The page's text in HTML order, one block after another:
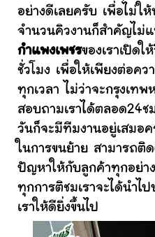
อย่างดีเลยครับ เพื่อไม่ให้
จำนวนคิวงานก็สำคัญไม่
กำแพงเพชรของเราเปิด
ชั่วโมง เพื่อให้เพียงต่อค
ทุกเวลา ไม่ว่าจะกรุงเท
สอบถามเราได้ตลอด24
วันก็จะมีทีมงานอยู่เสมอ
ในการขนย้าย สามารถติด
ปัญหาให้กับลูกค้าทุกอย่า
ทุกการติชมเราจะได้นำไ
เราให้ดียิ่งขึ้นไป